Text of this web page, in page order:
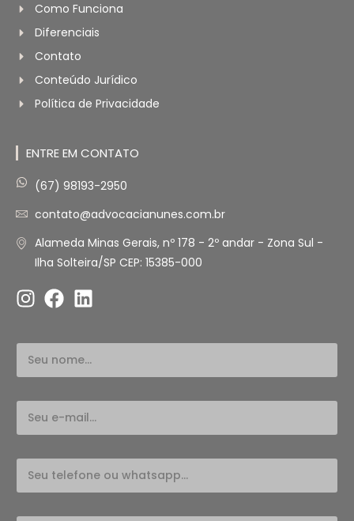
Como Funciona
Diferenciais
Contato
Conteúdo Jurídico
Política de Privacidade
ENTRE EM CONTATO
(67) 98193-2950
contato@advocacianunes.com.br
Alameda Minas Gerais, nº 178 - 2º andar - Zona Sul -
Ilha Solteira/SP CEP: 15385-000